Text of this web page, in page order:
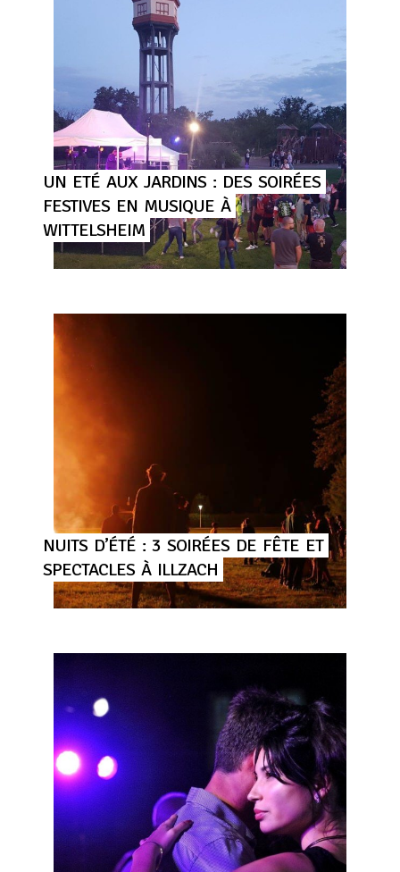
UN ETÉ AUX JARDINS : DES SOIRÉES
FESTIVES EN MUSIQUE À
WITTELSHEIM
NUITS D’ÉTÉ : 3 SOIRÉES DE FÊTE ET
SPECTACLES À ILLZACH